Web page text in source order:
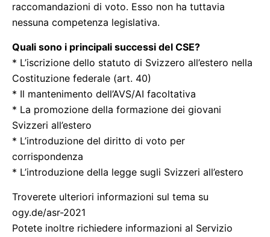
raccomandazioni di voto. Esso non ha tuttavia
nessuna competenza legislativa.
Quali sono i principali successi del CSE?
* L’iscrizione dello statuto di Svizzero all’estero nella
Costituzione federale (art. 40)
* Il mantenimento dell’AVS/AI facoltativa
* La promozione della formazione dei giovani
Svizzeri all’estero
* L’introduzione del diritto di voto per
corrispondenza
* L’introduzione della legge sugli Svizzeri all’estero
Troverete ulteriori informazioni sul tema su
ogy.de/asr-2021
Potete inoltre richiedere informazioni al Servizio